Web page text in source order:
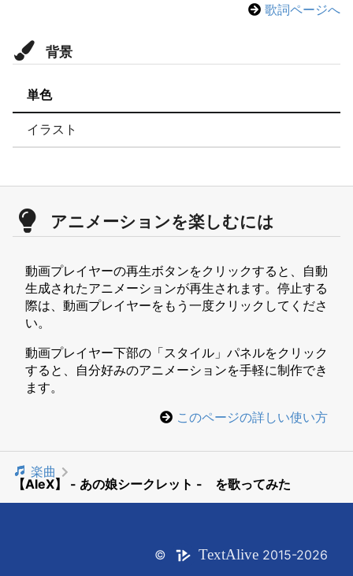
歌詞ページへ
背景
単色
イラスト
アニメーションを楽しむには
動画プレイヤーの再生ボタンをクリックすると、自動
生成されたアニメーションが再生されます。停止する
際は、動画プレイヤーをもう一度クリックしてくださ
い。
動画プレイヤー下部の「スタイル」パネルをクリック
すると、自分好みのアニメーションを手軽に制作でき
ます。
このページの詳しい使い方
楽曲
【AleX】 - あの娘シークレット - を歌ってみた
© TextAlive 2015-2026